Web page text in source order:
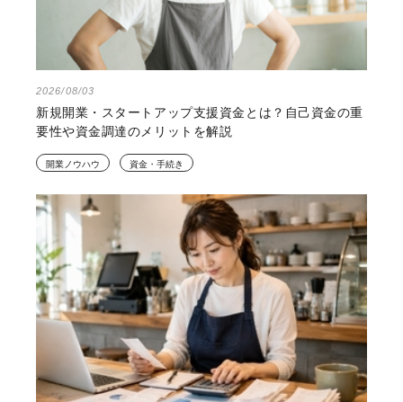
2026/08/03
新規開業・スタートアップ支援資金とは？自己資金の重
要性や資金調達のメリットを解説
開業ノウハウ 資金・手続き